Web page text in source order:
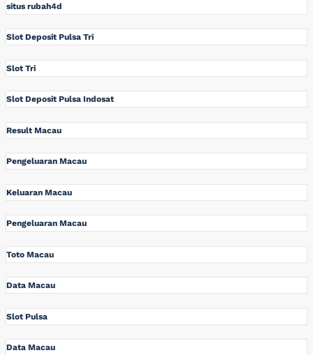
situs rubah4d
Slot Deposit Pulsa Tri
Slot Tri
Slot Deposit Pulsa Indosat
Result Macau
Pengeluaran Macau
Keluaran Macau
Pengeluaran Macau
Toto Macau
Data Macau
Slot Pulsa
Data Macau